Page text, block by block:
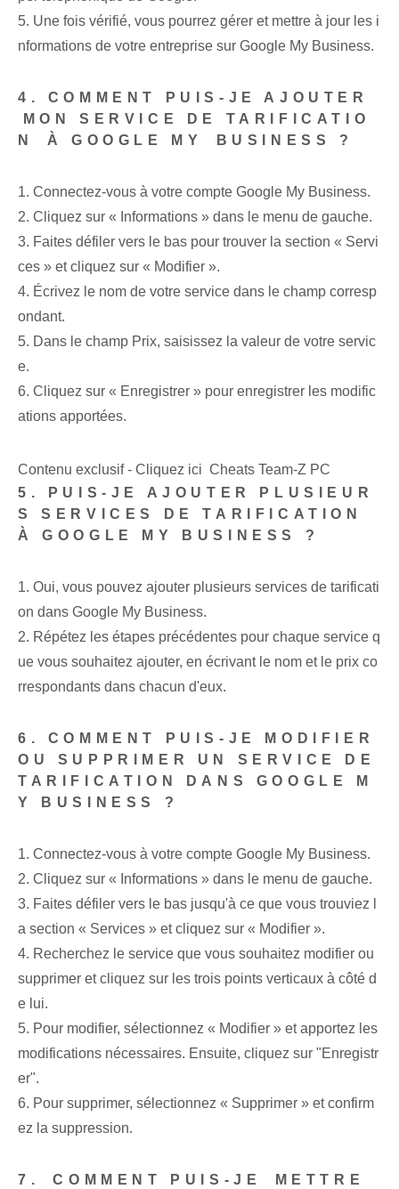
5. Une fois vérifié, vous pourrez gérer et mettre à jour les i
nformations de votre entreprise sur Google My Business.
4. COMMENT PUIS-JE AJOUTER
⁢MON SERVICE DE TARIFICATIO
N⁤ À GOOGLE MY ⁣BUSINESS ?
1. Connectez-vous à votre compte Google My Business.
2. Cliquez sur « Informations » dans le menu de gauche.
3. Faites défiler vers le bas pour trouver la section « Servi
ces » et cliquez sur « Modifier ».
4. Écrivez le nom de votre service dans le champ corresp
ondant.
5. Dans le champ Prix, saisissez la valeur de votre servic
e.
6. Cliquez⁤ sur « Enregistrer » pour enregistrer les modific
ations apportées.
Contenu exclusif - Cliquez ici Cheats Team-Z PC
5.‍ PUIS-JE AJOUTER PLUSIEUR
S SERVICES DE TARIFICATION
À GOOGLE MY BUSINESS ?
1. Oui, vous pouvez ajouter plusieurs services de tarificati
on dans Google My Business.
2. Répétez les étapes précédentes pour chaque service q
ue vous souhaitez ajouter, en écrivant le nom et le prix co
rrespondants dans chacun d'eux.
6. COMMENT PUIS-JE MODIFIER
OU SUPPRIMER UN SERVICE DE
TARIFICATION DANS GOOGLE M
Y BUSINESS ?
1. Connectez-vous à votre compte Google My Business⁤.
2. Cliquez sur « Informations » dans le menu de gauche.
3. Faites défiler vers le bas jusqu'à ce que vous trouviez l
a section « Services »⁤ et⁢ cliquez sur « Modifier ».
4. Recherchez le service que vous souhaitez modifier ou
supprimer et cliquez sur les trois points verticaux à côté d
e lui.
5. Pour modifier, sélectionnez « Modifier » et apportez les
modifications nécessaires. Ensuite, cliquez sur "Enregistr
er".
6. Pour supprimer, sélectionnez « Supprimer »‍ et confirm
ez la suppression.
7.⁤ COMMENT PUIS-JE⁢ METTRE